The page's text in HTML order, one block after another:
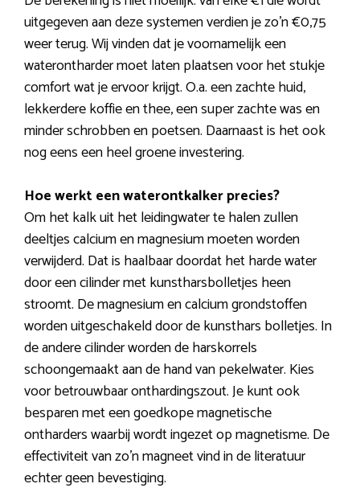
uitgegeven aan deze systemen verdien je zo’n €0,75
weer terug. Wij vinden dat je voornamelijk een
waterontharder moet laten plaatsen voor het stukje
comfort wat je ervoor krijgt. O.a. een zachte huid,
lekkerdere koffie en thee, een super zachte was en
minder schrobben en poetsen. Daarnaast is het ook
nog eens een heel groene investering.
Hoe werkt een waterontkalker precies?
Om het kalk uit het leidingwater te halen zullen
deeltjes calcium en magnesium moeten worden
verwijderd. Dat is haalbaar doordat het harde water
door een cilinder met kunstharsbolletjes heen
stroomt. De magnesium en calcium grondstoffen
worden uitgeschakeld door de kunsthars bolletjes. In
de andere cilinder worden de harskorrels
schoongemaakt aan de hand van pekelwater. Kies
voor betrouwbaar onthardingszout. Je kunt ook
besparen met een goedkope magnetische
ontharders waarbij wordt ingezet op magnetisme. De
effectiviteit van zo’n magneet vind in de literatuur
echter geen bevestiging.